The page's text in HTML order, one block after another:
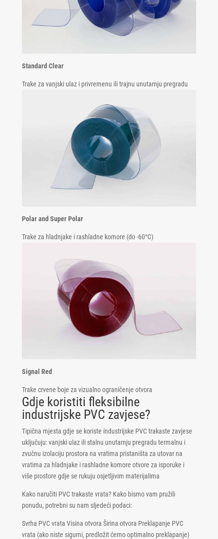
Standard Clear
Trake za vanjski ulaz i privremenu ili trajnu unutarnju pregradu
Polar and Super Polar
Trake za hladnjake i rashladne komore (do -60°C)
Signal Red
Trake crvene boje za vizualno ograničenje otvora
Gdje koristiti fleksibilne
industrijske PVC zavjese?
Tipična mjesta gdje se koriste industrijske PVC trakaste zavjese
uključuju: vanjski ulaz ili stalnu unutarnju pregradu termalnu i
zvučnu izolaciju prostora na vratima pristaništa za utovar na
vratima za hladnjake i rashladne komore otvore za isporuke i
više prostore gdje se rukuju osjetljivim materijalima
Kako naručiti PVC trakaste vrata? Kako bismo vam pružili
ponudu, potrebni su nam sljedeći podaci:
Svrha PVC vrata Visina otvora Širina otvora Preklapanje PVC
vrata (ako niste sigurni, predložit ćemo optimalno preklapanje)